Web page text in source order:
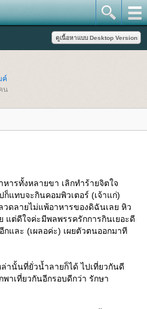
ค์
น
หารทั้งหลายขา เลิกทำร้ายจิตใจ
แทบจะกินคอมพิวเตอร์ (เจ้าแก่)
ดลายไม่แพ้อาหารของดิฉันเลย หิว
แต่ดีใจค่ะมีพลพรรครักการกินเยอะดี
กและ (เผลอค่ะ) เผยตัวตนออกมาที
านั้นที่ยั่วน้ำลายก็ได้ ไปเที่ยวกันดี
าเที่ยวกันอีกรอบดีกว่า รักษา